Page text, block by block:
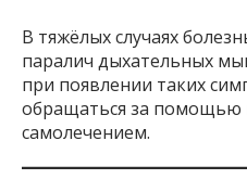
В тяжёлых случаях
паралич дыхательных
при появлении таких
обращаться за помощью
самолечением.